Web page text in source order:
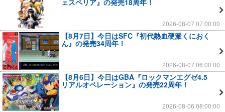
2026-08-07 07:00:00
【8月7日】今日はSFC『初代熱血硬派くにおく
ん』の発売34周年！
2026-08-07 06:00:00
【8月6日】今日はGBA『ロックマンエグゼ4.5
リアルオペレーション』の発売22周年！
2026-08-06 08:00:00